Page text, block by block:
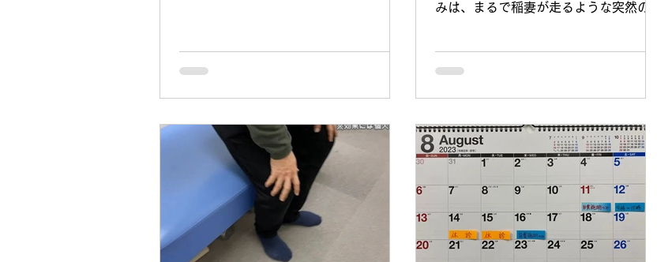
かります（笑）...
みは、まるで稲妻が走るような突然の怪